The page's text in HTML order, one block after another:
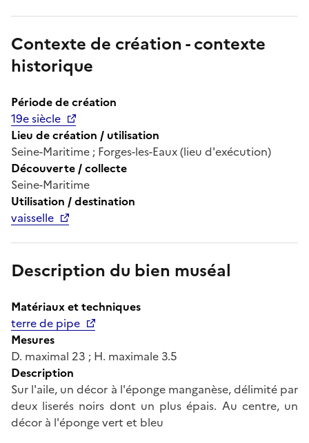
Contexte de création - contexte
historique
Période de création
19e siècle
Lieu de création / utilisation
Seine-Maritime ; Forges-les-Eaux (lieu d'exécution)
Découverte / collecte
Seine-Maritime
Utilisation / destination
vaisselle
Description du bien muséal
Matériaux et techniques
terre de pipe
Mesures
D. maximal 23 ; H. maximale 3.5
Description
Sur l'aile, un décor à l'éponge manganèse, délimité par
deux liserés noirs dont un plus épais. Au centre, un
décor à l'éponge vert et bleu